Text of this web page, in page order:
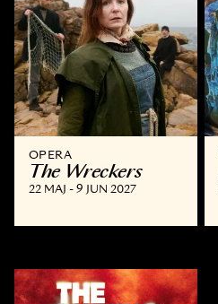
OPERA
The Wreckers
22 MAJ - 9 JUN 2027